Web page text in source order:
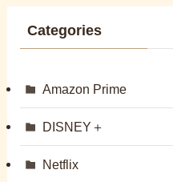
Categories
Amazon Prime
DISNEY＋
Netflix